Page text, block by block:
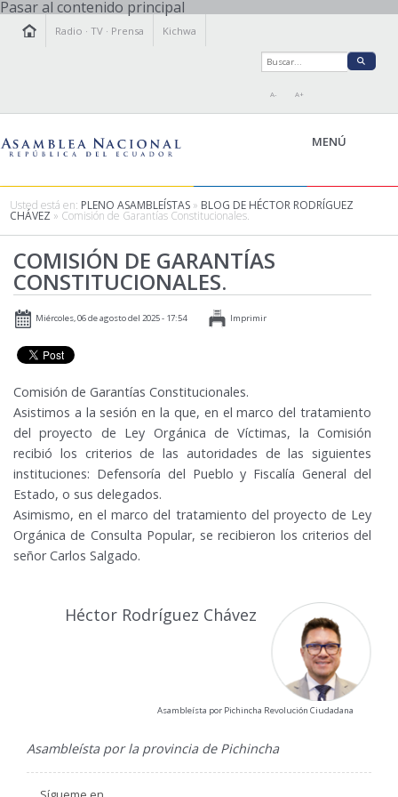
Pasar al contenido principal
Radio ·TV · Prensa Kichwa
A- A+
MENÚ
LEGISLAMOS
FISCALIZAMOS
TRANSPARENCIA
PRENSA
PARTICIPACIÓN
AGENDA
Usted está en: PLENO ASAMBLEÍSTAS » BLOG DE HÉCTOR RODRÍGUEZ
CHÁVEZ » Comisión de Garantías Constitucionales.
COMISIÓN DE GARANTÍAS
CONSTITUCIONALES.
Miércoles, 06 de agosto del 2025 - 17:54 Imprimir
Comisión de Garantías Constitucionales.
Asistimos a la sesión en la que, en el marco del tratamiento
del proyecto de Ley Orgánica de Víctimas, la Comisión
recibió los criterios de las autoridades de las siguientes
instituciones: Defensoría del Pueblo y Fiscalía General del
Estado, o sus delegados.
Asimismo, en el marco del tratamiento del proyecto de Ley
Orgánica de Consulta Popular, se recibieron los criterios del
señor Carlos Salgado.
Héctor Rodríguez Chávez
Asambleísta por Pichincha Revolución Ciudadana
Asambleísta por la provincia de Pichincha